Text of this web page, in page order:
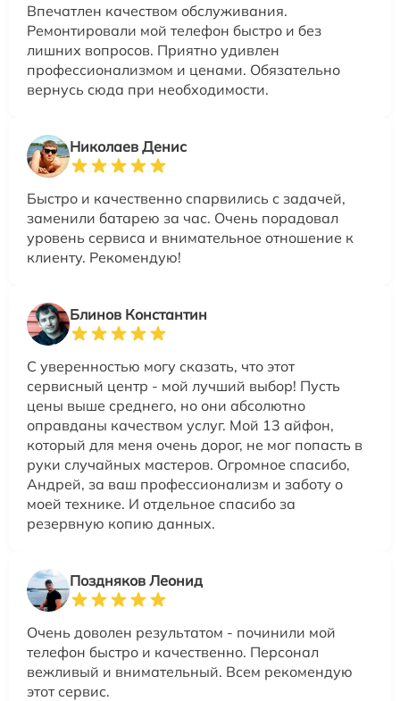
Впечатлен качеством обслуживания.
Ремонтировали мой телефон быстро и без
лишних вопросов. Приятно удивлен
профессионализмом и ценами. Обязательно
вернусь сюда при необходимости.
Николаев Денис
Быстро и качественно спарвились с задачей,
заменили батарею за час. Очень порадовал
уровень сервиса и внимательное отношение к
клиенту. Рекомендую!
Блинов Константин
С уверенностью могу сказать, что этот
сервисный центр - мой лучший выбор! Пусть
цены выше среднего, но они абсолютно
оправданы качеством услуг. Мой 13 айфон,
который для меня очень дорог, не мог попасть в
руки случайных мастеров. Огромное спасибо,
Андрей, за ваш профессионализм и заботу о
моей технике. И отдельное спасибо за
резервную копию данных.
Поздняков Леонид
Очень доволен результатом - починили мой
телефон быстро и качественно. Персонал
вежливый и внимательный. Всем рекомендую
этот сервис.